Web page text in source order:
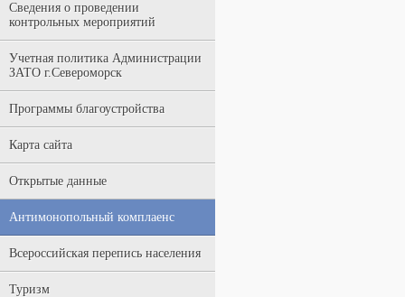
Сведения о проведении
контрольных мероприятий
Учетная политика Администрации
ЗАТО г.Североморск
Программы благоустройства
Карта сайта
Открытые данные
Антимонопольный комплаенс
Всероссийская перепись населения
Туризм